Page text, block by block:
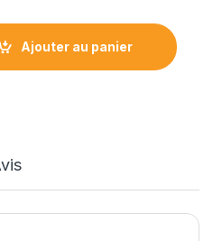
Ink Magenta 950 pages
Ajouter au panier